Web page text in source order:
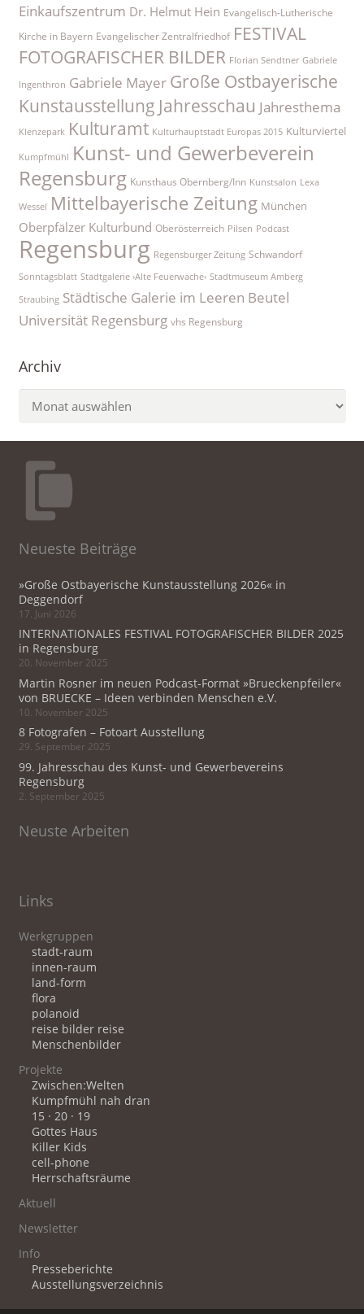
Einkaufszentrum Dr. Helmut Hein Evangelisch-Lutherische
Kirche in Bayern Evangelischer Zentralfriedhof FESTIVAL
FOTOGRAFISCHER BILDER Florian Sendtner Gabriele
Ingenthron Gabriele Mayer Große Ostbayerische
Kunstausstellung Jahresschau Jahresthema
Klenzepark Kulturamt Kulturhauptstadt Europas 2015 Kulturviertel
Kumpfmühl Kunst- und Gewerbeverein
Regensburg Kunsthaus Obernberg/Inn Kunstsalon Lexa
Wessel Mittelbayerische Zeitung München
Oberpfälzer Kulturbund Oberösterreich Pilsen Podcast
Regensburg Regensburger Zeitung Schwandorf
Sonntagsblatt Stadtgalerie ›Alte Feuerwache‹ Stadtmuseum Amberg
Straubing Städtische Galerie im Leeren Beutel
Universität Regensburg vhs Regensburg
Archiv
Neueste Beiträge
»Große Ostbayerische Kunstausstellung 2026« in
Deggendorf
17. Juni 2026
INTERNATIONALES FESTIVAL FOTOGRAFISCHER BILDER 2025
in Regensburg
20. November 2025
Martin Rosner im neuen Podcast-Format »Brueckenpfeiler«
von BRUECKE – Ideen verbinden Menschen e.V.
10. November 2025
8 Fotografen – Fotoart Ausstellung
29. September 2025
99. Jahresschau des Kunst- und Gewerbevereins
Regensburg
2. September 2025
Neuste Arbeiten
Links
Werkgruppen
stadt-raum
innen-raum
land-form
flora
polanoid
reise bilder reise
Menschenbilder
Projekte
Zwischen:Welten
Kumpfmühl nah dran
15 · 20 · 19
Gottes Haus
Killer Kids
cell-phone
Herrschaftsräume
Aktuell
Newsletter
Info
Presseberichte
Ausstellungsverzeichnis